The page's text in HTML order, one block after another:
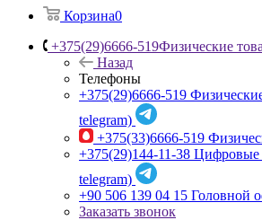
Корзина0
+375(29)6666-519Физические
Назад
Телефоны
+375(29)6666-519
telegram)
+375(33)6666-519
+375(29)144-11-38 Цифровые
telegram)
+90 506 139 04 15 Головной
Заказать звонок